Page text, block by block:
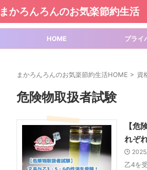
まかろんろんのお気楽節約生活
HOME プライ
まかろんろんのお気楽節約生活HOME > 資
危険物取扱者試験
【
れぞ
乙4を